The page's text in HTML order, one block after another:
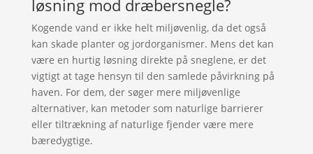
løsning mod dræbersnegle?
Kogende vand er ikke helt miljøvenlig, da det også
kan skade planter og jordorganismer. Mens det kan
være en hurtig løsning direkte på sneglene, er det
vigtigt at tage hensyn til den samlede påvirkning på
haven. For dem, der søger mere miljøvenlige
alternativer, kan metoder som naturlige barrierer
eller tiltrækning af naturlige fjender være mere
bæredygtige.